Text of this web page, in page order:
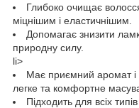
Глибоко очищає
міцнішим і еластичнішим.
Допомагає знизити
природну силу.
li>
Має приємний аромат і
легке та комфортне
Підходить для всіх